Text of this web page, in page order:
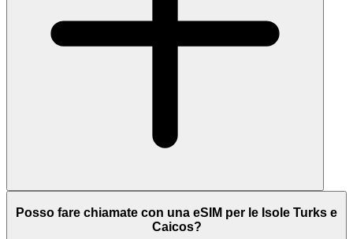
Posso fare chiamate con una eSIM per le Isole Turks e
Caicos?